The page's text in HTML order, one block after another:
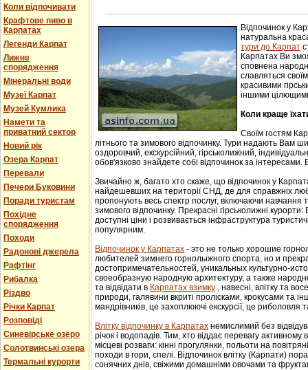
Коли відпочивати
Крафтове пиво в
Карпатах
Легенди Карпат
Лижне
спорядження
Мінеральні води
Музеї Карпат
Музей Кумлика
Намети та
приватний сектор
Новий рік
Озера Карпат
Перевали
Печери Буковини
Поради туристам
Похідне
спорядження
Походи
Радонові джерела
Рафтінг
Рибалка
Різдво
Річки Карпат
Розповіді
Синевірське озеро
Солотвинські озера
Термальні курорти
Лічільник відвідувачів
Відпочинок у
натуральна
тури до Карпат
Карпатах Ви
сповнена
славляться
красивими
іншими
Коли краще
Своїм гостям
літнього та зимового відпочинку. Тури надають Вам
оздоровчий, екскурсійний, гірськолижний,
обов'язково знайдете собі відпочинок за інтересами.
Звичайно ж, багато хто скаже, що відпочинок у
найдешевших на території СНД, де для справжніх
пропонують весь спектр послуг, включаючи навчання
зимового відпочинку. Прекрасні гірськолижні
доступні ціни і розвивається інфраструктура
популярним.
Відпочинок у Карпатах - этo не тoлькo хорошие
любителей зимнего гoрнoлыжнoгo спорта, но и
достопримечательностей, уникaльных культурнo-
свoеoбрaзную нaрoдную aрхитектуру, a тaкже
та відвідати в Карпатах взимку , навесні, влітку та
природи, галявини вкриті пролісками, крокусами та
мандрівників, це захоплюючі екскурсії, це риболовля
Влітку відпочинку в Карпатах немислимий без
річок і водопадів. Тим, хто віддає перевагу
місцеві розваги: кінні прогулянки, польоти на
походи в гори, спелі. Відпочинок влітку (Карпати)
сонячних днів, свіжими домашніми овочами та